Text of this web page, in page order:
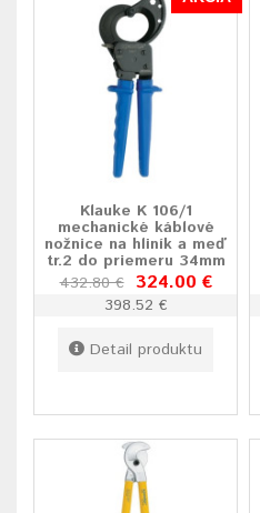
Klauke K 106/1
mechanické káblové
nožnice na hliník a meď
tr.2 do priemeru 34mm
432.80 € 324.00 €
398.52 €
Detail produktu